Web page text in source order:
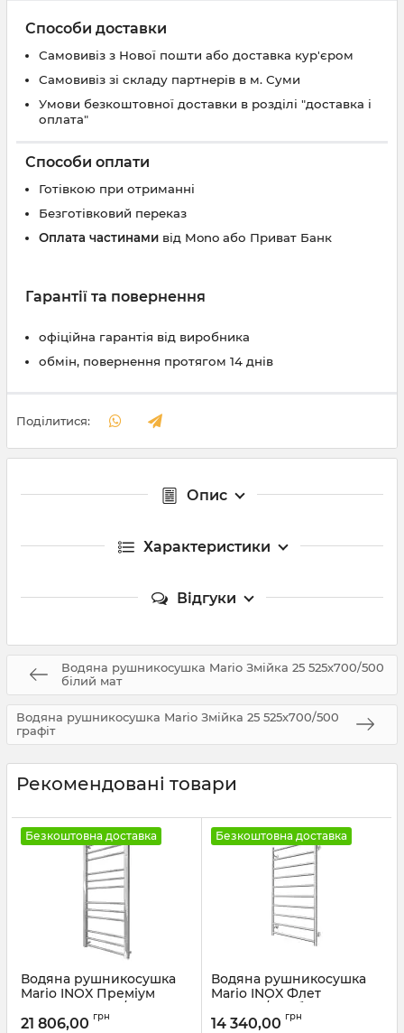
Способи доставки
Самовивіз з Нової пошти або доставка кур'єром
Самовивіз зі складу партнерів в м. Суми
Умови безкоштовної доставки в розділі "доставка і
оплата"
Способи оплати
Готівкою при отриманні
Безготівковий переказ
Оплата частинами від Mono або Приват Банк
Гарантії та повернення
офіційна гарантія від виробника
обмін, повернення протягом 14 днів
Поділитися:
Опис
Характеристики
Відгуки
Водяна рушникосушка Mario Змійка 25 525х700/500
білий мат
Водяна рушникосушка Mario Змійка 25 525х700/500
графіт
Рекомендовані товари
Безкоштовна доставка
Водяна рушникосушка
Mario INOX Преміум
Класік 1170х540/500
золото лайт сатин
21 806,00 грн
Безкоштовна доставка
Водяна рушникосушка
Mario INOX Флет
970х530/500 бронза
Артикул:1.8.044566.P-br
14 340,00 грн